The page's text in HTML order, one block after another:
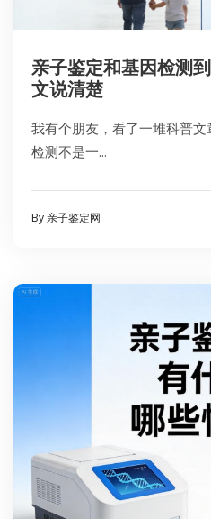
亲子鉴定和基因检测
文说清楚
我有个朋友，看了一堆科普
检测不是一...
By 亲子鉴定网